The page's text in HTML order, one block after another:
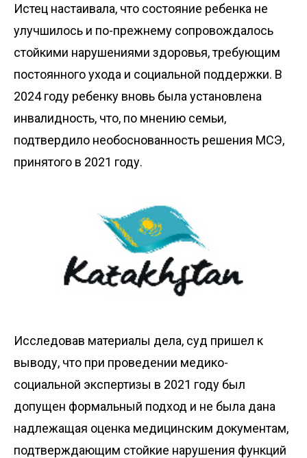
Истец настаивала, что состояние ребенка не
улучшилось и по-прежнему сопровождалось
стойкими нарушениями здоровья, требующим
постоянного ухода и социальной поддержки. В
2024 году ребенку вновь была установлена
инвалидность, что, по мнению семьи,
подтвердило необоснованность решения МСЭ,
принятого в 2021 году.
Исследовав материалы дела, суд пришел к
выводу, что при проведении медико-
социальной экспертизы в 2021 году был
допущен формальный подход и не была дана
надлежащая оценка медицинским документам,
подтверждающим стойкие нарушения функций